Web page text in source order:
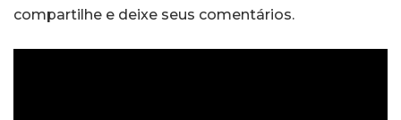
compartilhe e deixe seus comentários.